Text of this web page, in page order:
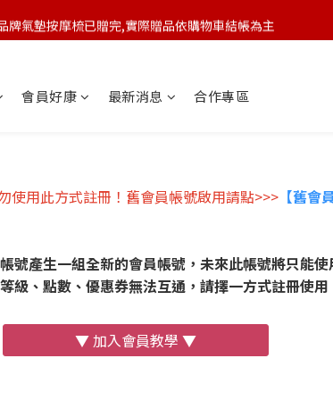
🆕 新會員註冊開卡送9折券 💰
品牌氣墊按摩梳已贈完,實際贈品依購物車結帳為主
會員好康 最新消息 合作專區
使用此方式註冊！舊會員帳號啟用請點>>> 【舊會
產生一組全新的會員帳號，未來此帳號將只能
級、點數、優惠券無法互通，請擇一方式註冊使用
▼ 加入會員教學 ▼